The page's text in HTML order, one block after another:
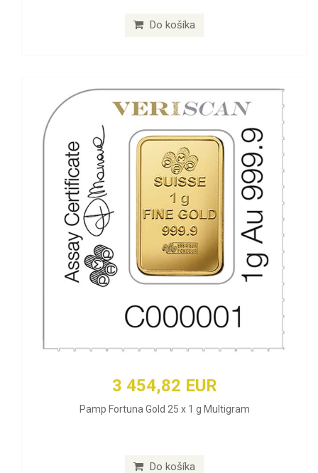
Do košíka
3 454,82 EUR
Pamp Fortuna Gold 25 x 1 g Multigram
Do košíka